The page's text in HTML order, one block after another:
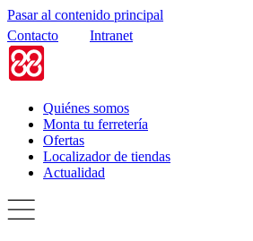
Pasar al contenido principal
Contacto
Intranet
Quiénes somos
Monta tu ferretería
Ofertas
Localizador de tiendas
Actualidad